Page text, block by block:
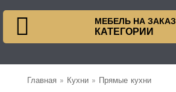
МЕБЕЛЬ НА ЗАКАЗ
КАТЕГОРИИ
Главная » Кухни » Прямые кухни